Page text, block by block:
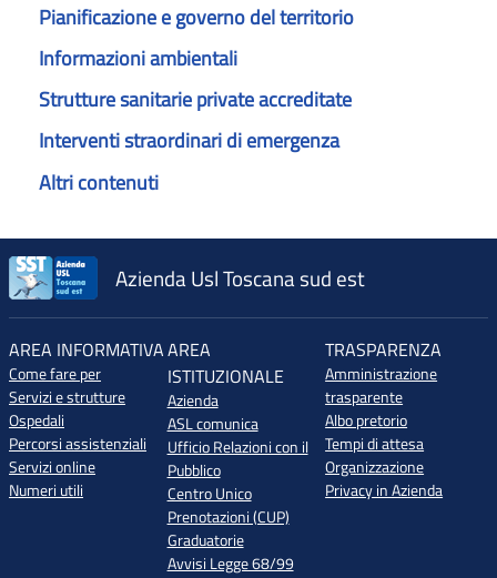
Pianificazione e governo del territorio
Informazioni ambientali
Strutture sanitarie private accreditate
Interventi straordinari di emergenza
Altri contenuti
Azienda Usl Toscana sud est
AREA INFORMATIVA
Come fare per
Servizi e strutture
Ospedali
Percorsi assistenziali
Servizi online
Numeri utili
AREA
ISTITUZIONALE
Azienda
ASL comunica
Ufficio Relazioni con il
Pubblico
Centro Unico
Prenotazioni (CUP)
Graduatorie
Avvisi Legge 68/99
TRASPARENZA
Amministrazione
trasparente
Albo pretorio
Tempi di attesa
Organizzazione
Privacy in Azienda